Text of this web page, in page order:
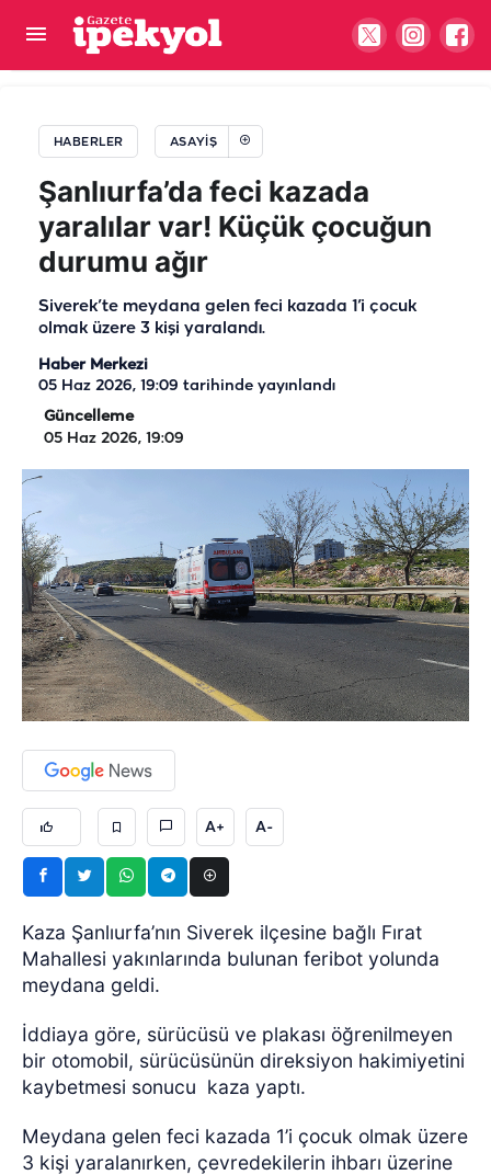
HABERLER ASAYIŞ
Şanlıurfa’da feci kazada
yaralılar var! Küçük çocuğun
durumu ağır
Siverek’te meydana gelen feci kazada 1’i çocuk
olmak üzere 3 kişi yaralandı.
Haber Merkezi
05 Haz 2026, 19:09 tarihinde yayınlandı
Güncelleme
05 Haz 2026, 19:09
A+ A-
Kaza Şanlıurfa’nın Siverek ilçesine bağlı Fırat
Mahallesi yakınlarında bulunan feribot yolunda
meydana geldi.
İddiaya göre, sürücüsü ve plakası öğrenilmeyen
bir otomobil, sürücüsünün direksiyon hakimiyetini
kaybetmesi sonucu kaza yaptı.
Meydana gelen feci kazada 1’i çocuk olmak üzere
3 kişi yaralanırken, çevredekilerin ihbarı üzerine
30 ilde DEAŞ'a dev operasyon: 104 gözaltı